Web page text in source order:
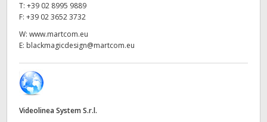
South Africa
Spain
Sweden
Turkey
T: +39 02 8995 9889
F: +39 02 3652 3732
W: www.martcom.eu
E: blackmagicdesign@martcom.eu
Videolinea System S.r.l.